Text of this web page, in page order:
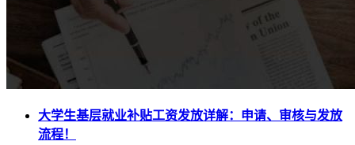
大学生基层就业补贴工资发放详解：申请、审核与发放
流程！